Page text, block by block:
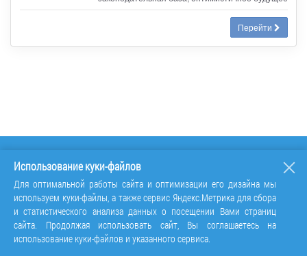
Перейти
Использование куки-файлов
Для оптимальной работы сайта и оптимизации его дизайна мы
используем куки-файлы, а также сервис Яндекс.Метрика для сбора
и статистического анализа данных о посещении Вами страниц
сайта. Продолжая использовать сайт, Вы соглашаетесь на
использование куки-файлов и указанного сервиса.